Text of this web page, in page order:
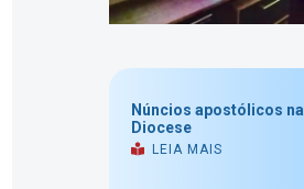
Núncios apostólicos na
Diocese
LEIA MAIS